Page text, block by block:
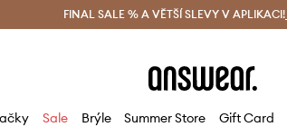
zdarma (od 1800 Kč) Doručení i do 24 h
FINAL SALE % A VĚTŠÍ SLEVY V APLIKACI!
Sale Brýle Summer Store Gift Card